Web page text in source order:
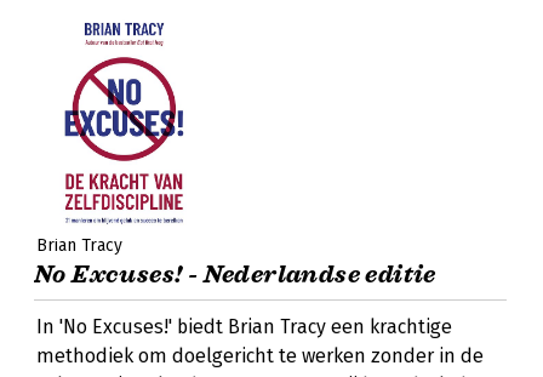
Brian Tracy
No Excuses! - Nederlandse editie
In 'No Excuses!' biedt Brian Tracy een krachtige
methodiek om doelgericht te werken zonder in de